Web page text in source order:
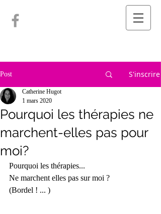
Post S'inscrire
Pourquoi les thérapies ne
marchent-elles pas pour
moi?
Catherine Hugot
1 mars 2020
Pourquoi les thérapies...
Ne marchent elles pas sur moi ?
(Bordel ! ... )